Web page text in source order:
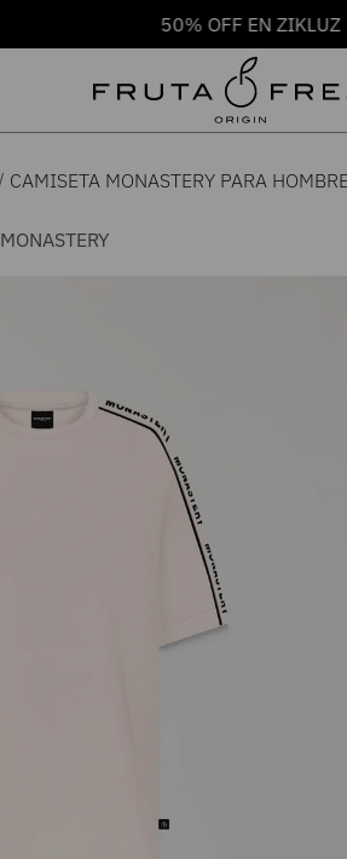
50% OFF EN ZIKLUZ
CAMISETA MONASTERY PARA
MONASTERY